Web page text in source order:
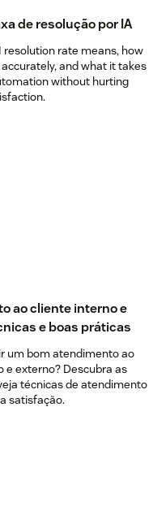
de resolução por IA
resolution rate means, how
and what it takes
without hurting
ao cliente interno e
e boas práticas
um bom atendimento ao
e externo? Descubra as
técnicas de atendimento
satisfação.